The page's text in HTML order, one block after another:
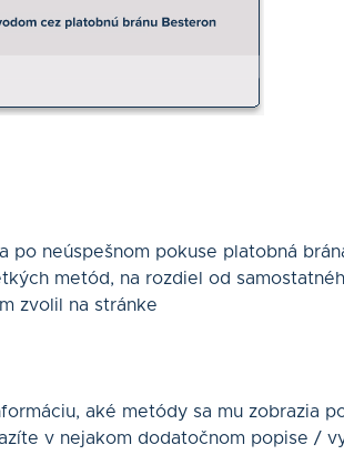
po neúspešnom pokuse platobná
metód, na rozdiel od
zvolil na stránke
aké metódy sa mu zobrazia
v nejakom dodatočnom popise /